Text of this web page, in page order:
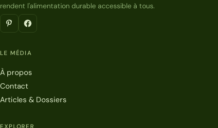
rendent l'alimentation durable accessible à tous.
LE MÉDIA
À propos
Contact
Articles & Dossiers